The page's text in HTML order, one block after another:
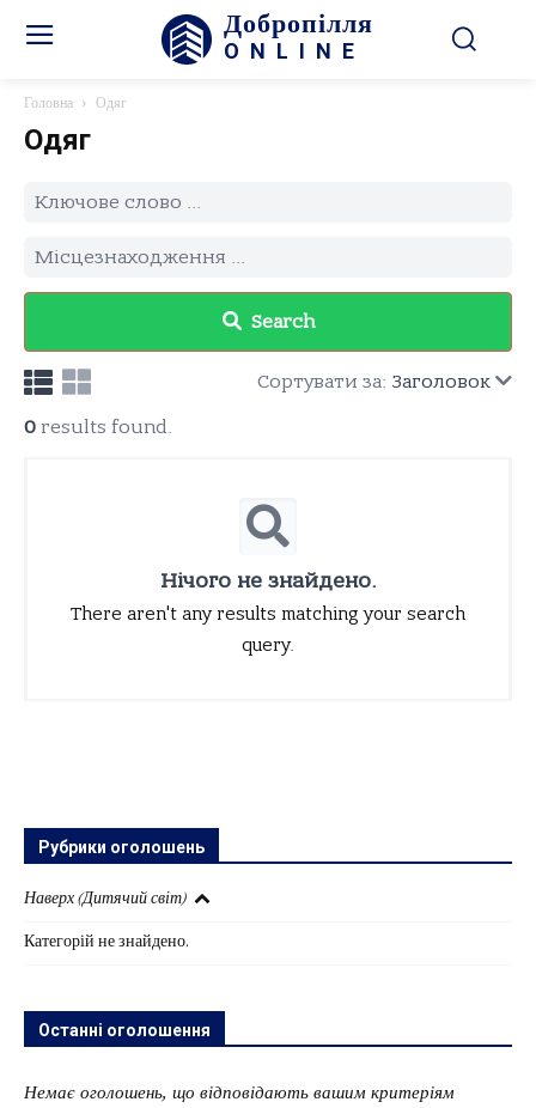
Добропілля
ONLINE
Головна Одяг
Одяг
Search
Сортувати за: Заголовок
0 results found.
Нічого не знайдено.
There aren't any results matching your search
query.
Рубрики оголошень
Наверх (Дитячий світ)
Категорій не знайдено.
Останні оголошення
Немає оголошень, що відповідають вашим критеріям